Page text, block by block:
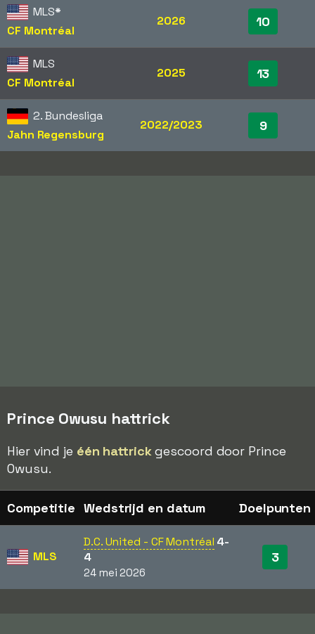
MLS*
CF Montréal
2026 10
MLS
CF Montréal
2025 13
2. Bundesliga
Jahn Regensburg
2022/2023 9
Prince Owusu hattrick
Hier vind je één hattrickgescoord door Prince
Owusu.
Competitie Wedstrijd en datum Doelpunten
MLS
D.C. United - CF Montréal 4-
4
24 mei 2026
3